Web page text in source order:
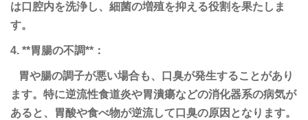
は口腔内を洗浄し、細菌の増殖を抑える役割を果たしま
す。
4. **胃腸の不調**：
胃や腸の調子が悪い場合も、口臭が発生することがあり
ます。特に逆流性食道炎や胃潰瘍などの消化器系の病気が
あると、胃酸や食べ物が逆流して口臭の原因となります。